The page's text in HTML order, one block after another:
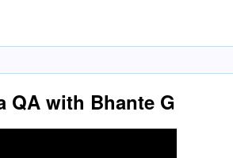
QA with Bhante G